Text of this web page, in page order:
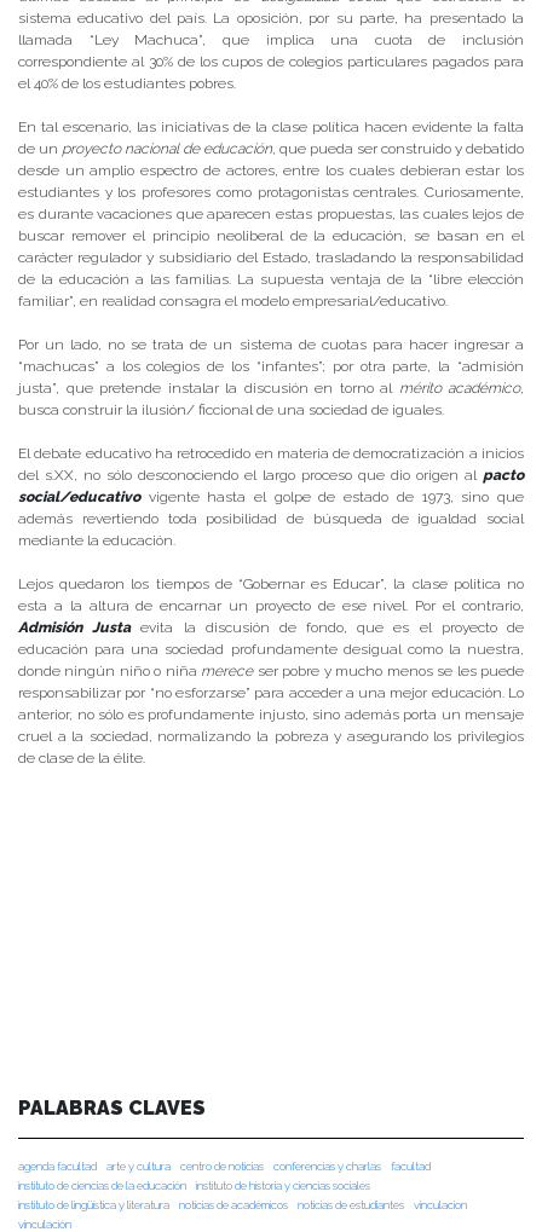
sistema educativo del país. La oposición, por su parte, ha presentado la
llamada “Ley Machuca”, que implica una cuota de inclusión
correspondiente al 30% de los cupos de colegios particulares pagados para
el 40% de los estudiantes pobres.
En tal escenario, las iniciativas de la clase política hacen evidente la falta
de un proyecto nacional de educación, que pueda ser construido y debatido
desde un amplio espectro de actores, entre los cuales debieran estar los
estudiantes y los profesores como protagonistas centrales. Curiosamente,
es durante vacaciones que aparecen estas propuestas, las cuales lejos de
buscar remover el principio neoliberal de la educación, se basan en el
carácter regulador y subsidiario del Estado, trasladando la responsabilidad
de la educación a las familias. La supuesta ventaja de la “libre elección
familiar”, en realidad consagra el modelo empresarial/educativo.
Por un lado, no se trata de un sistema de cuotas para hacer ingresar a
“machucas” a los colegios de los “infantes”; por otra parte, la “admisión
justa”, que pretende instalar la discusión en torno al mérito académico,
busca construir la ilusión/ ficcional de una sociedad de iguales.
El debate educativo ha retrocedido en materia de democratización a inicios
del s.XX, no sólo desconociendo el largo proceso que dio origen al pacto
social/educativovigente hasta el golpe de estado de 1973, sino que
además revertiendo toda posibilidad de búsqueda de igualdad social
mediante la educación.
Lejos quedaron los tiempos de “Gobernar es Educar”, la clase politica no
esta a la altura de encarnar un proyecto de ese nivel. Por el contrario,
Admisión Justaevita la discusión de fondo, que es el proyecto de
educación para una sociedad profundamente desigual como la nuestra,
donde ningún niño o niña mereceser pobre y mucho menos se les puede
responsabilizar por “no esforzarse” para acceder a una mejor educación. Lo
anterior, no sólo es profundamente injusto, sino además porta un mensaje
cruel a la sociedad, normalizando la pobreza y asegurando los privilegios
de clase de la élite.
PALABRAS CLAVES
agenda facultad arte y cultura centro de noticias conferencias y charlas
facultad
instituto de ciencias de la educación
instituto de historia y ciencias sociales
instituto de lingüística y literatura
noticias de académicos noticias de estudiantes
vinculacion
vinculación